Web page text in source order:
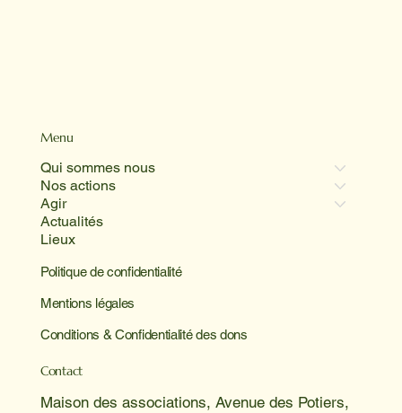
Menu
Qui sommes nous
Nos actions
Agir
Actualités
Lieux
Politique de confidentialité
Mentions légales
Conditions & Confidentialité des dons
Contact
Maison des associations, Avenue des Potiers,